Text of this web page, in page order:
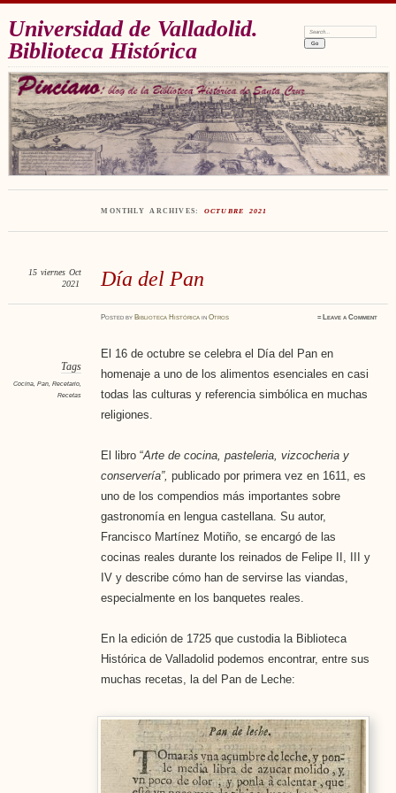
Universidad de Valladolid.
Biblioteca Histórica
Search:
MONTHLY ARCHIVES: OCTUBRE 2021
Día del Pan
15 viernes Oct
2021
Postedby Biblioteca Histórica inOtros ≈ Leave a Comment
Tags
Cocina, Pan, Recetario,
Recetas
El 16 de octubre se celebra el Día del Pan en
homenaje a uno de los alimentos esenciales en casi
todas las culturas y referencia simbólica en muchas
religiones.
El libro “Arte de cocina, pasteleria, vizcocheria y
conservería”, publicado por primera vez en 1611, es
uno de los compendios más importantes sobre
gastronomía en lengua castellana. Su autor,
Francisco Martínez Motiño, se encargó de las
cocinas reales durante los reinados de Felipe II, III y
IV y describe cómo han de servirse las viandas,
especialmente en los banquetes reales.
En la edición de 1725 que custodia la Biblioteca
Histórica de Valladolid podemos encontrar, entre sus
muchas recetas, la del Pan de Leche: